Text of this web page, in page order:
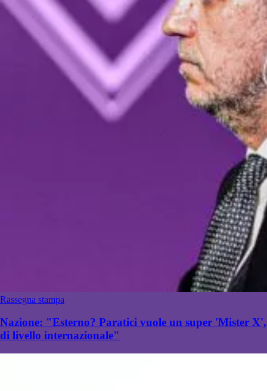
Rassegna stampa
Nazione: "Esterno? Paratici vuole un super 'Mister X',
di livello internazionale"